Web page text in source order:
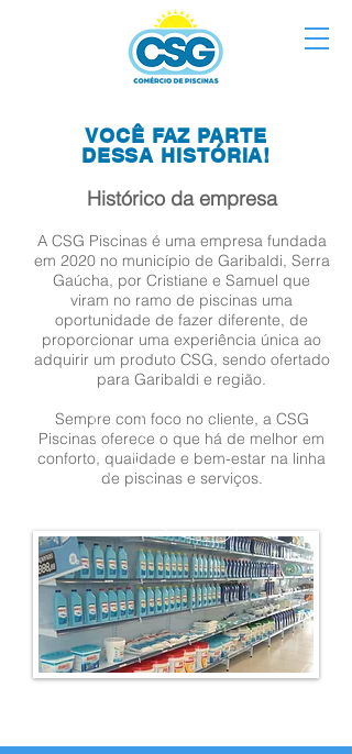
VOCÊ FAZ PARTE
DESSA HISTÓRIA!
Histórico da empresa
A CSG Piscinas é uma empresa fundada
em 2020 no município de Garibaldi, Serra
Gaúcha, por Cristiane e Samuel que
viram no ramo de piscinas uma
oportunidade de fazer diferente, de
proporcionar uma experiência única ao
adquirir um produto CSG, sendo ofertado
para Garibaldi e região.
Sempre com foco no cliente, a CSG
Piscinas oferece o que há de melhor em
conforto, qualidade e bem-estar na linha
de piscinas e serviços.